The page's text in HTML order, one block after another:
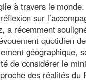
à travers le monde.
sur
a récemment
quotidien
géographique,
de considérer le
des réalités du